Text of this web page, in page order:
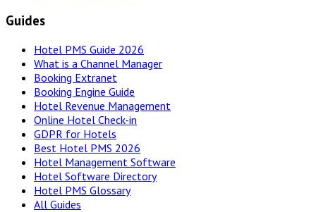
Guides
Hotel PMS Guide 2026
What is a Channel Manager
Booking Extranet
Booking Engine Guide
Hotel Revenue Management
Online Hotel Check-in
GDPR for Hotels
Best Hotel PMS 2026
Hotel Management Software
Hotel Software Directory
Hotel PMS Glossary
All Guides